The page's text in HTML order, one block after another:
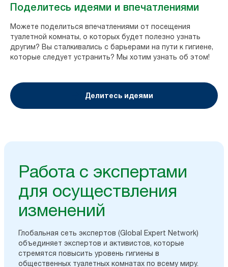
Поделитесь идеями и впечатлениями
Можете поделиться впечатлениями от посещения
туалетной комнаты, о которых будет полезно узнать
другим? Вы сталкивались с барьерами на пути к гигиене,
которые следует устранить? Мы хотим узнать об этом!
Делитесь идеями
Работа с экспертами
для осуществления
изменений
Глобальная сеть экспертов (Global Expert Network)
объединяет экспертов и активистов, которые
стремятся повысить уровень гигиены в
общественных туалетных комнатах по всему миру.